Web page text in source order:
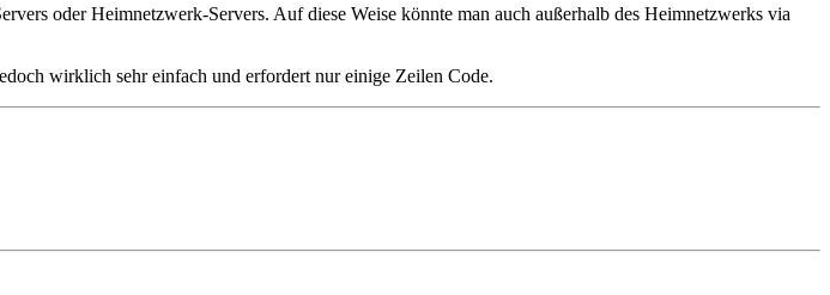
oder Heimnetzwerk-Servers. Auf diese Weise könnte man auch außerhalb des Heimnetzwerks via
wirklich sehr einfach und erfordert nur einige Zeilen Code.